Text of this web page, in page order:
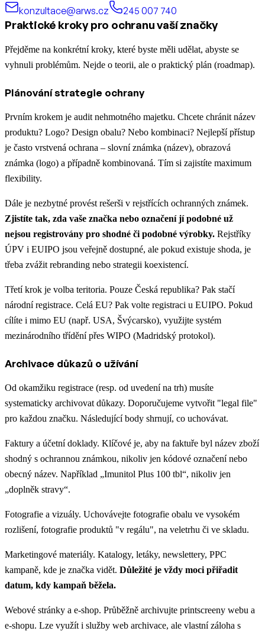
konzultace@arws.cz
245 007 740
Praktické kroky pro ochranu vaší značky
Přejděme na konkrétní kroky, které byste měli udělat, abyste se
vyhnuli problémům. Nejde o teorii, ale o praktický plán (roadmap).
Plánování strategie ochrany
Prvním krokem je audit nehmotného majetku. Chcete chránit název
produktu? Logo? Design obalu? Nebo kombinaci? Nejlepší přístup
je často vrstvená ochrana – slovní známka (název), obrazová
známka (logo) a případně kombinovaná. Tím si zajistíte maximum
flexibility.
Dále je nezbytné provést rešerši v rejstřících ochranných známek.
Zjistíte tak, zda vaše značka nebo označení jí podobné už
nejsou registrovány pro shodné či podobné výrobky. Rejstříky
ÚPV i EUIPO jsou veřejně dostupné, ale pokud existuje shoda, je
třeba zvážit rebranding nebo strategii koexistencí.
Třetí krok je volba teritoria. Pouze Česká republika? Pak stačí
národní registrace. Celá EU? Pak volte registraci u EUIPO. Pokud
cílíte i mimo EU (např. USA, Švýcarsko), využijte systém
mezinárodního třídění přes WIPO (Madridský protokol).
Archivace důkazů o užívání
Od okamžiku registrace (resp. od uvedení na trh) musíte
systematicky archivovat důkazy. Doporučujeme vytvořit "legal file"
pro každou značku. Následující body shrnují, co uchovávat.
Faktury a účetní doklady. Klíčové je, aby na faktuře byl název zboží
shodný s ochrannou známkou, nikoliv jen kódové označení nebo
obecný název. Například „Imunitol Plus 100 tbl“, nikoliv jen
„doplněk stravy“.
Fotografie a vizuály. Uchovávejte fotografie obalu ve vysokém
rozlišení, fotografie produktů "v regálu", na veletrhu či ve skladu.
Marketingové materiály. Katalogy, letáky, newslettery, PPC
kampaně, kde je značka vidět. Důležité je vždy moci přiřadit
datum, kdy kampaň běžela.
Webové stránky a e-shop. Průběžně archivujte printscreeny webu a
e-shopu. Lze využít i služby web archivace, ale vlastní záloha s